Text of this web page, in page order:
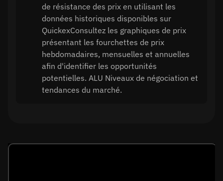
de résistance des prix en utilisant les
données historiques disponibles sur
QuickexConsultez les graphiques de prix
présentant les fourchettes de prix
hebdomadaires, mensuelles et annuelles
afin d'identifier les opportunités
potentielles. ALU Niveaux de négociation et
tendances du marché.